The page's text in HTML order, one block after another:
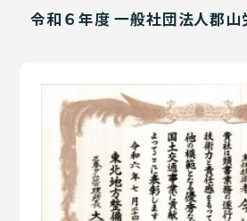
令和６年度 一般社団法人郡